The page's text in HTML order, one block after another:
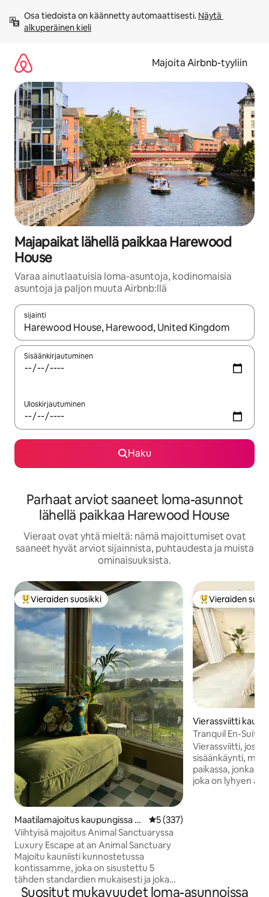
sisältö
väliin
Osa tiedoista on käännetty automaattisesti. Näytä
alkuperäinen kieli
Majoita Airbnb-tyyliin
Majapaikat lähellä paikkaa Harewood
House
Varaa ainutlaatuisia loma-asuntoja, kodinomaisia
asuntoja ja paljon muuta Airbnb:llä
sijainti
Kun tulokset ovat saatavilla, navigoi ylös- ja alas-
Sisäänkirjautuminen
Uloskirjautuminen
Haku
Parhaat arviot saaneet loma-asunnot
lähellä paikkaa Harewood House
Vieraat ovat yhtä mieltä: nämä majoittumiset ovat
saaneet hyvät arviot sijainnista, puhtaudesta ja muista
ominaisuuksista.
Vieraiden suosikkien parhaimmistoa
Vieraiden suosikki
Maatilamajoitus kaupungissa T
hornhill
Keskimääräinen arvio 5/5,
5 (337)
Viihtyisä majoitus Animal Sanctuaryssa
Luxury Escape at an Animal Sanctuary
Majoitu kauniisti kunnostetussa
kontissamme, joka on sisustettu 5
tähden standardien mukaisesti ja joka
sijaitsee pyhäkkömme sydämessä. Viisi
Vieraiden
Vieraiden
Vierassviitti
nwood
Tranquil En-Suite
Retreat
Vierassviitti, jossa
sisäänkäynti,
paikassa, jonka
joka on lyhyen
Suositut mukavuudet loma-asunnoissa